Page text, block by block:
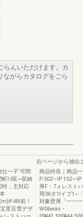
らんいただけます。カ
ながらカタログをごら
一子’可間
町I:I医~収納
特；主対応
i時前！
里豆雪デザ
右ページから抽出
商品特長｜商品
厚F・7ォレスト
用36タ1Iイブ1~
対象壁厚「一一
W06was・